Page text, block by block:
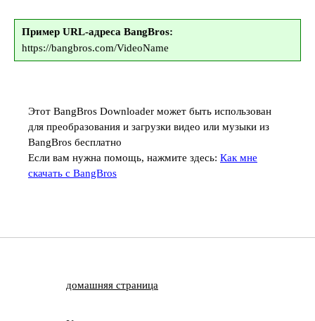
Пример URL-адреса BangBros:
https://bangbros.com/VideoName
Этот BangBros Downloader может быть использован
для преобразования и загрузки видео или музыки из
BangBros бесплатно
Если вам нужна помощь, нажмите здесь: Как мне
скачать с BangBros
домашняя страница